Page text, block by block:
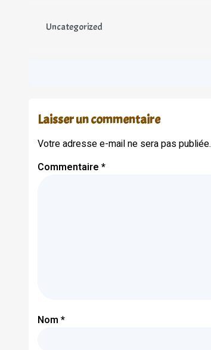
Uncategorized
Laisser un commentaire
Votre adresse e-mail ne sera pas publiée.
Commentaire *
Nom *